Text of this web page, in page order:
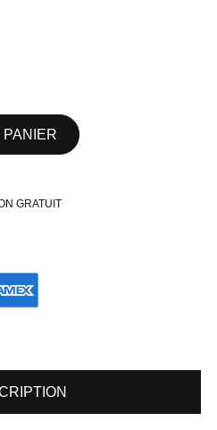
GRATUIT